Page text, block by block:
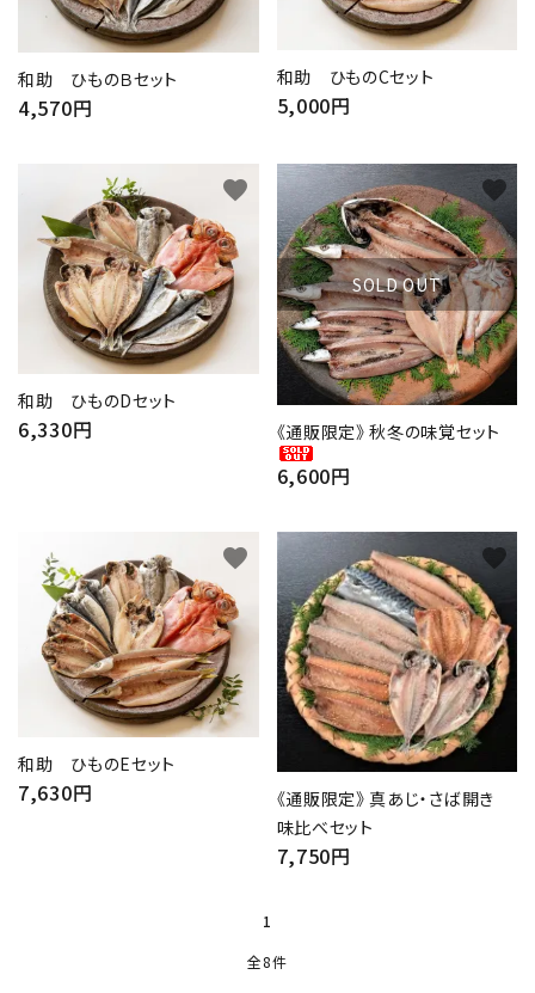
和助 ひものＢセット
4,570円
和助 ひものCセット
5,000円
和助 ひものDセット
6,330円
favorite
SOLD OUT
《通販限定》 秋冬の味覚セット
6,600円
favorite
和助 ひものEセット
7,630円
favorite
《通販限定》 真あじ・さば開き
味比べセット
7,750円
favorite
1
全8件
キーワード
検索する
close